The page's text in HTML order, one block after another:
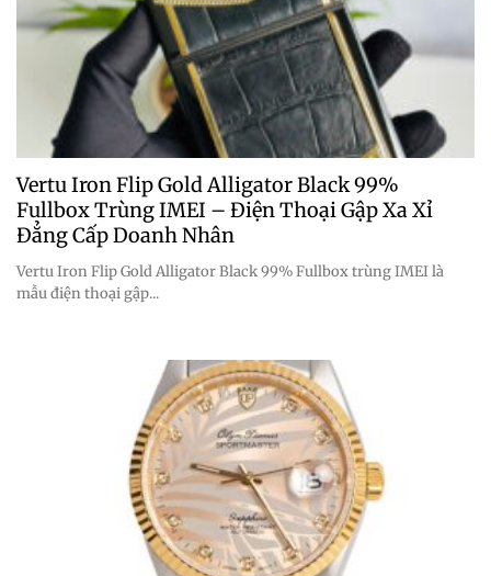
Vertu Iron Flip Gold Alligator Black 99%
Fullbox Trùng IMEI – Điện Thoại Gập Xa Xỉ
Đẳng Cấp Doanh Nhân
Vertu Iron Flip Gold Alligator Black 99% Fullbox trùng IMEI là
mẫu điện thoại gập...